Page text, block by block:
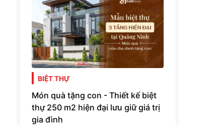
BIỆT THỰ
Món quà tặng con - Thiết kế biệt
thự 250 m2 hiện đại lưu giữ giá trị
gia đình